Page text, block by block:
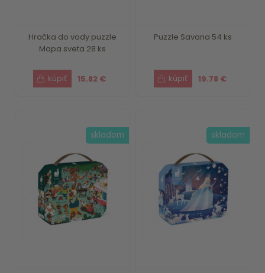
Hračka do vody puzzle
Mapa sveta 28 ks
15.82 €
Puzzle Savana 54 ks
19.78 €
skladom skladom